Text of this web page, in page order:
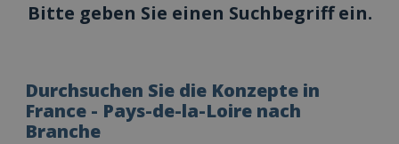
Bitte geben Sie einen Suchbegriff ein.
Durchsuchen Sie die Konzepte in
France - Pays-de-la-Loire nach
Branche